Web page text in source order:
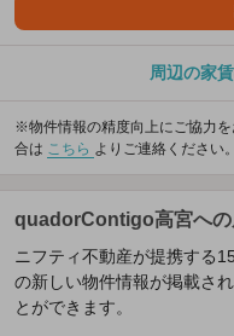
周辺の家
※物件情報の精度向上にご協力
合は こちら よりご連絡ください。
quadorContigo高宮への
ニフティ不動産が提携する
の新しい物件情報が掲載さ
とができます。